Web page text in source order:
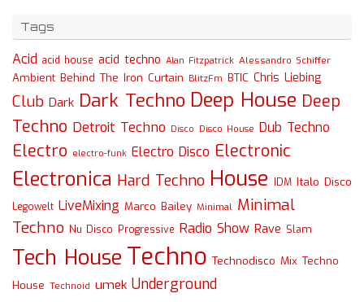
Tags
Acid acid house acid techno Alan Fitzpatrick Alessandro Schiffer
Ambient Behind The Iron Curtain BlitzFm BTIC Chris Liebing
Club Dark Dark Techno Deep House Deep
Techno Detroit Techno Disco Disco House Dub Techno
Electro electro-funk Electro Disco Electronic
Electronica Hard Techno House IDM Italo Disco
Legowelt LiveMixing Marco Bailey Minimal Minimal
Techno Nu Disco Progressive Radio Show Rave Slam
Tech House Techno Technodisco Mix Techno
House Technoid umek Underground